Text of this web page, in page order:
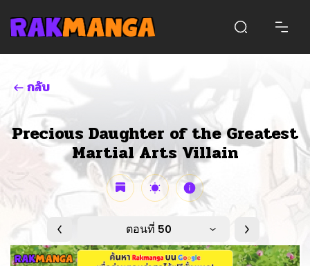
กลับ
Precious Daughter of the Greatest
Martial Arts Villain
ตอนที่ 50